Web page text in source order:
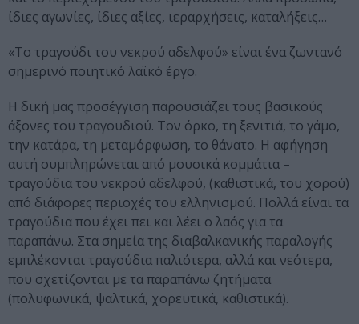
ίδιες αγωνίες, ίδιες αξίες, ιεραρχήσεις, καταλήξεις…
«Το τραγούδι του νεκρού αδελφού» είναι ένα ζωντανό
σημερινό ποιητικό λαϊκό έργο.
Η δική μας προσέγγιση παρουσιάζει τους βασικούς
άξονες του τραγουδιού. Τον όρκο, τη ξενιτιά, το γάμο,
την κατάρα, τη μεταμόρφωση, το θάνατο. Η αφήγηση
αυτή συμπληρώνεται από μουσικά κομμάτια –
τραγούδια του νεκρού αδελφού, (καθιστικά, του χορού)
από διάφορες περιοχές του ελληνισμού. Πολλά είναι τα
τραγούδια που έχει πει και λέει ο λαός για τα
παραπάνω. Στα σημεία της διαβαλκανικής παραλογής
εμπλέκονται τραγούδια παλιότερα, αλλά και νεότερα,
που σχετίζονται με τα παραπάνω ζητήματα
(πολυφωνικά, ψαλτικά, χορευτικά, καθιστικά).